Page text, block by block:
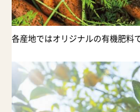
各産地ではオリジナルの有機肥料